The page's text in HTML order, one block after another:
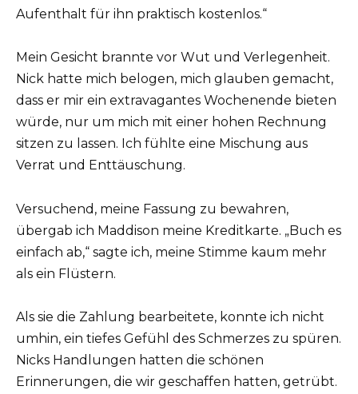
Aufenthalt für ihn praktisch kostenlos.“
Mein Gesicht brannte vor Wut und Verlegenheit.
Nick hatte mich belogen, mich glauben gemacht,
dass er mir ein extravagantes Wochenende bieten
würde, nur um mich mit einer hohen Rechnung
sitzen zu lassen. Ich fühlte eine Mischung aus
Verrat und Enttäuschung.
Versuchend, meine Fassung zu bewahren,
übergab ich Maddison meine Kreditkarte. „Buch es
einfach ab,“ sagte ich, meine Stimme kaum mehr
als ein Flüstern.
Als sie die Zahlung bearbeitete, konnte ich nicht
umhin, ein tiefes Gefühl des Schmerzes zu spüren.
Nicks Handlungen hatten die schönen
Erinnerungen, die wir geschaffen hatten, getrübt.